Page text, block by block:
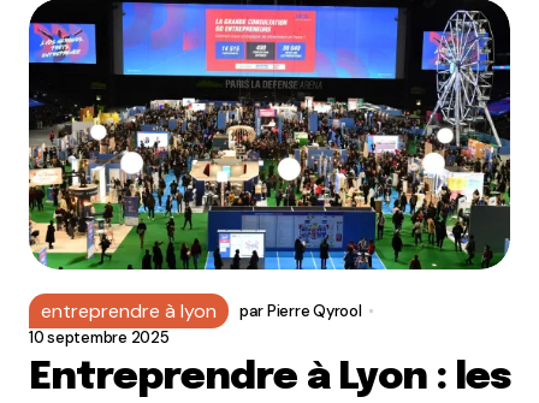
entreprendre à lyon parPierre Qyrool
10 septembre 2025
Entreprendre à Lyon : les